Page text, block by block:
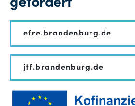
gefördert
efre.brandenburg.de
jtf.brandenburg.de